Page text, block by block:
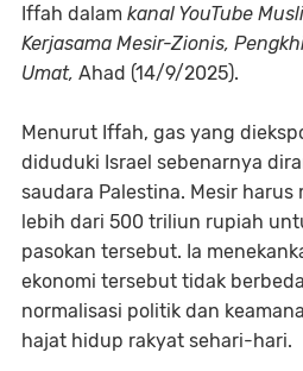
Iffah dalam kanal YouTube
Kerjasama Mesir-Zionis,
Umat, Ahad (14/9/2025).
Menurut Iffah, gas yang
diduduki Israel sebenarnya
saudara Palestina. Mesir harus
lebih dari 500 triliun rupiah
pasokan tersebut. Ia
ekonomi tersebut tidak
normalisasi politik dan
hajat hidup rakyat sehari-hari.